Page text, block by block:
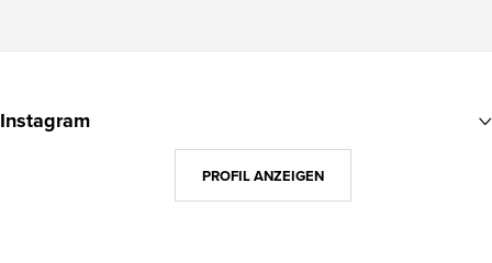
uInstagram
PROFIL ANZEIGEN